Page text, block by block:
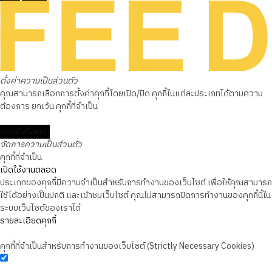
ตั้งค่าความเป็นส่วนตัว
คุณสามารถเลือกการตั้งค่าคุกกี้โดยเปิด/ปิด คุกกี้ในแต่ละประเภทได้ตามความ
ต้องการ ยกเว้น คุกกี้ที่จำเป็น
จัดการความเป็นส่วนตัว
คุกกี้ที่จำเป็น
เปิดใช้งานตลอด
ประเภทของคุกกี้มีความจำเป็นสำหรับการทำงานของเว็บไซต์ เพื่อให้คุณสามารถ
ใช้ได้อย่างเป็นปกติ และเข้าชมเว็บไซต์ คุณไม่สามารถปิดการทำงานของคุกกี้นี้ใน
ระบบเว็บไซต์ของเราได้
รายละเอียดคุกกี้
คุกกี้ที่จำเป็นสำหรับการทำงานของเว็บไซต์ (Strictly Necessary Cookies)